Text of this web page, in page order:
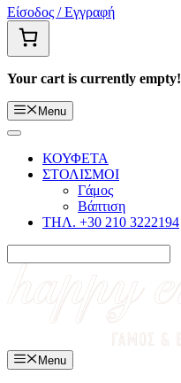
Είσοδος / Εγγραφή
Your cart is currently empty!
Menu
ΚΟΥΦΕΤΑ
ΣΤΟΛΙΣΜΟΙ
Γάμος
Βάπτιση
ΤΗΛ. +30 210 3222194
Menu